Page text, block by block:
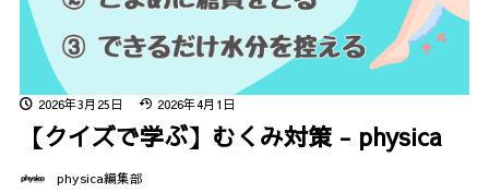
2026年3月25日 2026年4月1日
【クイズで学ぶ】むくみ対策 - physica
physica編集部